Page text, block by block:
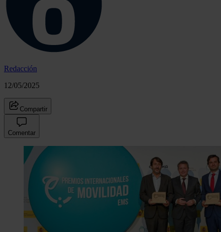
Redacción
12/05/2025
Compartir
Comentar